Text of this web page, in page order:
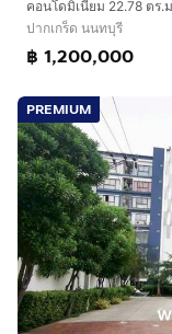
ปากเกร็ด นนทบุรี
฿ 1,200,000
PREMIUM